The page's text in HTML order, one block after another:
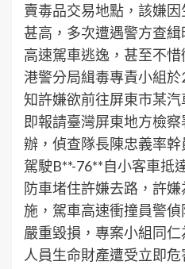
賣毒品交易地點，該嫌
甚高，多次遭遇警方查
高速駕車逃逸，甚至不
港警分局緝毒專責小組
知許嫌欲前往屏東市某汽
即報請臺灣屏東地方檢
辦，偵查隊長陳忠義率
駕駛B**-76**自小客車抵
防車堵住許嫌去路，許
施，駕車高速衝撞員警
嚴重毀損，專案小組同
人員生命財產遭受立即